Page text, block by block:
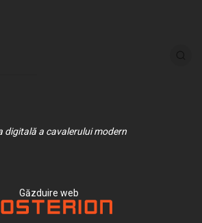
digitală a cavalerului modern
Găzduire web